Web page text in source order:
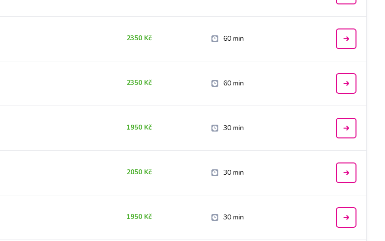
2350 Kč 60 min
2350 Kč 60 min
1950 Kč 30 min
2050 Kč 30 min
1950 Kč 30 min